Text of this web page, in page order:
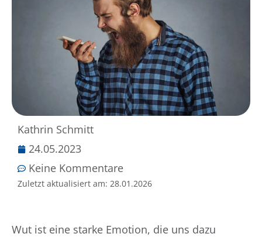
Kathrin Schmitt
24.05.2023
Keine Kommentare
Zuletzt aktualisiert am: 28.01.2026
Wut ist eine starke Emotion, die uns dazu